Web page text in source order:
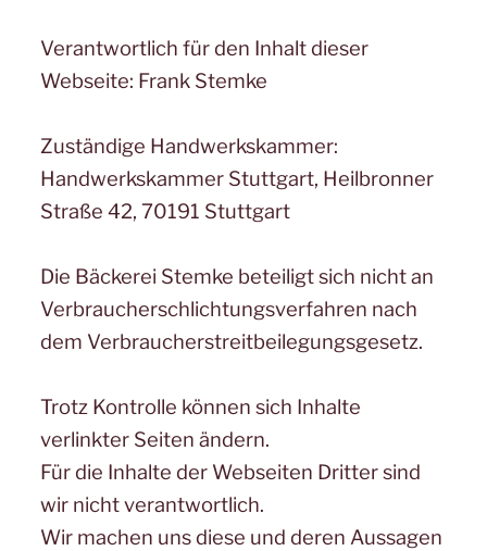
Verantwortlich für den Inhalt dieser
Webseite: Frank Stemke
Zuständige Handwerkskammer:
Handwerkskammer Stuttgart, Heilbronner
Straße 42, 70191 Stuttgart
Die Bäckerei Stemke beteiligt sich nicht an
Verbraucherschlichtungsverfahren nach
dem Verbraucherstreitbeilegungsgesetz.
Trotz Kontrolle können sich Inhalte
verlinkter Seiten ändern.
Für die Inhalte der Webseiten Dritter sind
wir nicht verantwortlich.
Wir machen uns diese und deren Aussagen